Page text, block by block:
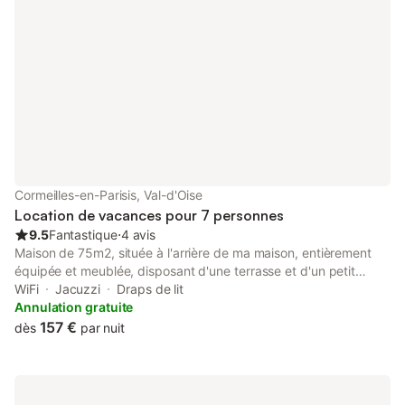
Cormeilles-en-Parisis, Val-d'Oise
Location de vacances pour 7 personnes
9.5Fantastique⋅4 avis
Maison de 75m2, située à l'arrière de ma maison, entièrement
équipée et meublée, disposant d'une terrasse et d'un petit
jardin. Totalement indépendante, elle dispose de sa propre
entrée via un portail et d'une place de parking. Au RDC, une
entrée spacieuse avec grand placard, des toilettes, un salon
WiFi Jacuzzi
Draps de lit
Annulation gratuite
dès 157 € par nuit